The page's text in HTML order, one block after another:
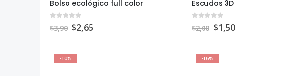
Bolso ecológico full color
out of 5
$3,90 $2,65
Escudos 3D
out of 5
$2,00 $1,50
-10% -16%